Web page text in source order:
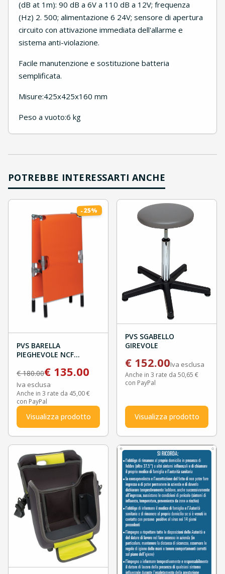
(dB at 1m): 90 dB a 6V a 110 dB a 12V; frequenza
(Hz) 2. 500; alimentazione 6 24V; sensore di apertura
circuito con attivazione immediata dell'allarme e
sistema anti-violazione.
Facile manutenzione e sostituzione batteria
semplificata.
Misure:425x425x160 mm
Peso a vuoto:6 kg
POTREBBE INTERESSARTI ANCHE
-25%
PVS BARELLA
PIEGHEVOLE NCF
€180.00€ 135.00
Iva esclusa
Anche in 3 rate da 45,00 €
con PayPal
Visualizza prodotto
PVS SGABELLO
GIREVOLE
€ 152.00Iva esclusa
Anche in 3 rate da 50,65 €
con PayPal
Visualizza prodotto